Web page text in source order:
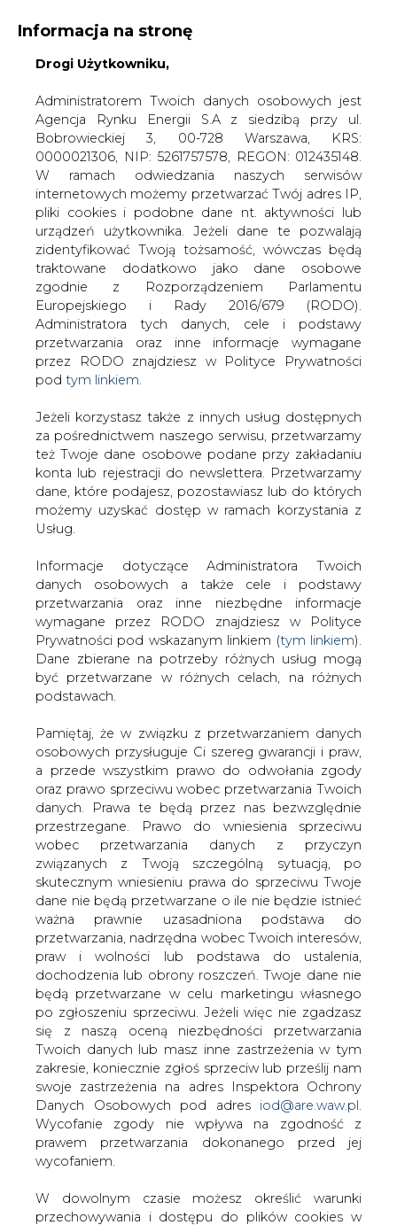
KONTAKT:
WYDAWCA PORTALU:
WYSOKI KONTRAST WIELKOŚĆ TEKSTU A A
ZALOGUJ SIĘ
WŁĄCZ CIRE.TV
Informacja na stronę
Drogi Użytkowniku,
Administratorem Twoich danych osobowych jest
Agencja Rynku Energii S.A z siedzibą przy ul.
Bobrowieckiej 3, 00-728 Warszawa, KRS:
0000021306, NIP: 5261757578, REGON: 012435148.
W ramach odwiedzania naszych serwisów
internetowych możemy przetwarzać Twój adres IP,
pliki cookies i podobne dane nt. aktywności lub
urządzeń użytkownika. Jeżeli dane te pozwalają
zidentyfikować Twoją tożsamość, wówczas będą
traktowane dodatkowo jako dane osobowe
zgodnie z Rozporządzeniem Parlamentu
Europejskiego i Rady 2016/679 (RODO).
Administratora tych danych, cele i podstawy
przetwarzania oraz inne informacje wymagane
przez RODO znajdziesz w Polityce Prywatności
pod tym linkiem.
Jeżeli korzystasz także z innych usług dostępnych
za pośrednictwem naszego serwisu, przetwarzamy
też Twoje dane osobowe podane przy zakładaniu
konta lub rejestracji do newslettera. Przetwarzamy
dane, które podajesz, pozostawiasz lub do których
możemy uzyskać dostęp w ramach korzystania z
Usług.
Informacje dotyczące Administratora Twoich
danych osobowych a także cele i podstawy
przetwarzania oraz inne niezbędne informacje
wymagane przez RODO znajdziesz w Polityce
Prywatności pod wskazanym linkiem (tym linkiem).
Dane zbierane na potrzeby różnych usług mogą
być przetwarzane w różnych celach, na różnych
podstawach.
Pamiętaj, że w związku z przetwarzaniem danych
osobowych przysługuje Ci szereg gwarancji i praw,
a przede wszystkim prawo do odwołania zgody
oraz prawo sprzeciwu wobec przetwarzania Twoich
danych. Prawa te będą przez nas bezwzględnie
przestrzegane. Prawo do wniesienia sprzeciwu
wobec przetwarzania danych z przyczyn
związanych z Twoją szczególną sytuacją, po
skutecznym wniesieniu prawa do sprzeciwu Twoje
dane nie będą przetwarzane o ile nie będzie istnieć
ważna prawnie uzasadniona podstawa do
przetwarzania, nadrzędna wobec Twoich interesów,
praw i wolności lub podstawa do ustalenia,
dochodzenia lub obrony roszczeń. Twoje dane nie
będą przetwarzane w celu marketingu własnego
po zgłoszeniu sprzeciwu. Jeżeli więc nie zgadzasz
się z naszą oceną niezbędności przetwarzania
Twoich danych lub masz inne zastrzeżenia w tym
zakresie, koniecznie zgłoś sprzeciw lub prześlij nam
swoje zastrzeżenia na adres Inspektora Ochrony
Danych Osobowych pod adres iod@are.waw.pl
Wycofanie zgody nie wpływa na zgodność z
prawem przetwarzania dokonanego przed jej
wycofaniem.
W dowolnym czasie możesz określić warunki
przechowywania i dostępu do plików cookies w
Strona główna
SERWIS INFORMACYJNY CIRE
Odwiedzamy budowę stacji 400 kV Choczewo
Redakcja
drukuj
skomentuj
udostępnij
Odwiedzamy budowę stacji 400 kV
Choczewo
Prace przy budowie stacji
elektroenergetycznej w okolicach Osiek
Lęborskich w gm. Choczewo nabierają
tempa - informują PSE
Zakończono już montaż fundamentów, na których staną
konstrukcje wsporcze i aparatura. Elementy
te montowane są na bieżąco, wraz z kolejnymi
dostawami. Zakończyło się również układanie płyt
warstwowych na budynku technologicznym. Wkrótce
w obiekcie zostaną zamontowane okna. Z kolei
w budynku wartowni zostały już wymurowane ściany
pierwszej kondygnacji.